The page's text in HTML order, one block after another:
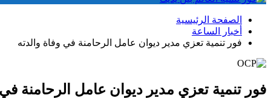
الصفحة الرئيسية
أخبار الساعة
فور تنمية تعزي مدير ديوان عامل الرحامنة في وفاة والدته
فور تنمية تعزي مدير ديوان عامل الرحامنة في